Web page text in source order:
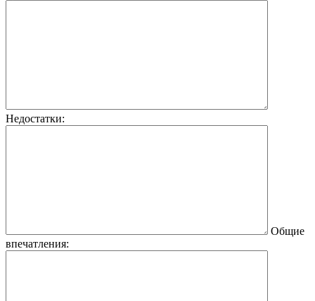
Недостатки:
Общие
впечатления: